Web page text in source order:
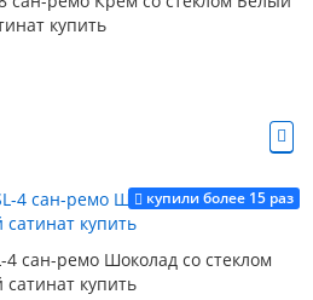
купить
купили более 15 раз
4 сан-ремо Шоколад со стеклом
купить